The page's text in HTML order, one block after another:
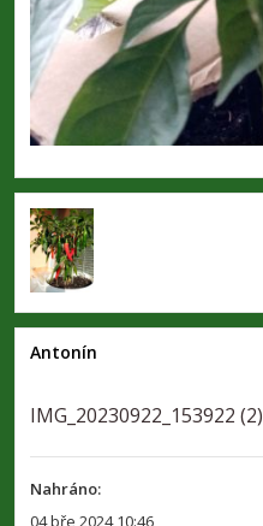
Antonín
IMG_20230922_153922 (2)
Nahráno:
04 bře 2024 10:46